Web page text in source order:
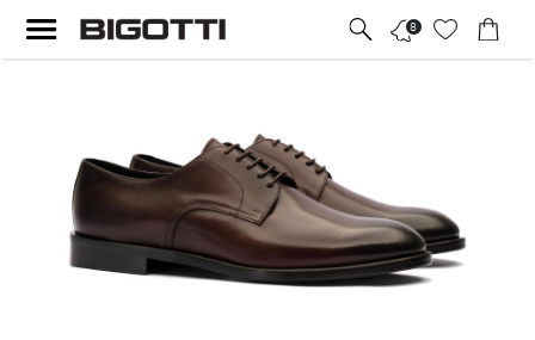
8